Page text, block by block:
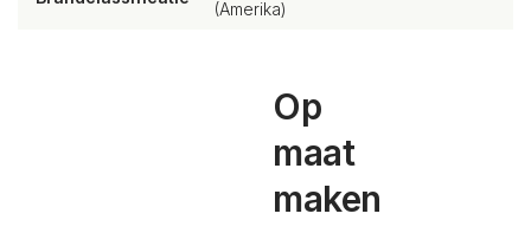
(Amerika)
Op
maat
maken